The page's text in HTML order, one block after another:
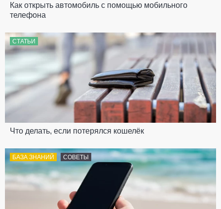
Как открыть автомобиль с помощью мобильного
телефона
СТАТЬИ
Что делать, если потерялся кошелёк
БАЗА ЗНАНИЙ СОВЕТЫ